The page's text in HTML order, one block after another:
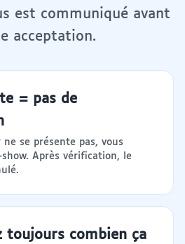
est communiqué avant
acceptation.
= pas de
se présente pas, vous
Après vérification, le
toujours combien ça